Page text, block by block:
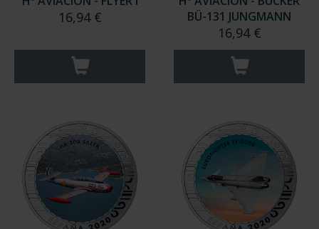
16,94 €
BÜ-131 JUNGMANN
16,94 €